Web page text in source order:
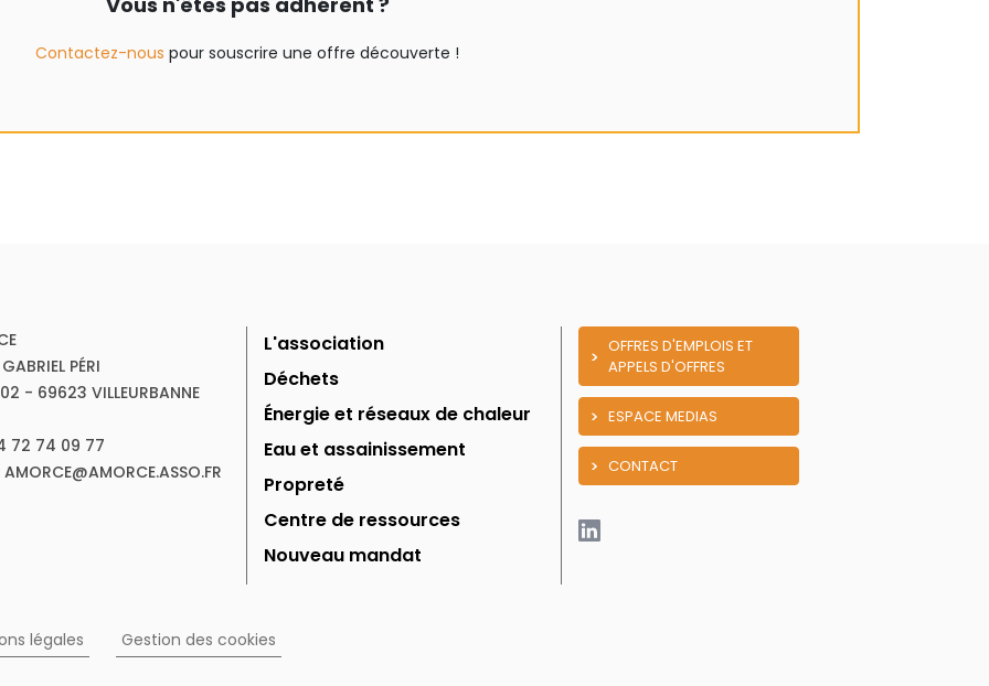
Contactez-nous pour souscrire une offre découverte !
PÉRI
- 69623 VILLEURBANNE
72 74 09 77
AMORCE@AMORCE.ASSO.FR
L'association
Déchets
Énergie et réseaux de chaleur
Eau et assainissement
Propreté
Centre de ressources
Nouveau mandat
OFFRES D'EMPLOIS ET
APPELS D'OFFRES
ESPACE MEDIAS
CONTACT
légales Gestion des cookies